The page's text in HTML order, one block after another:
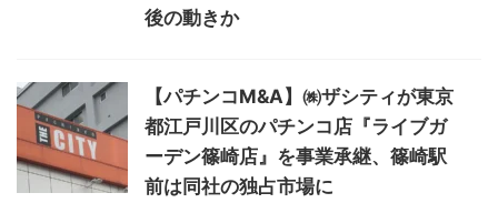
後の動きか
【パチンコM&A】㈱ザシティが東京
都江戸川区のパチンコ店『ライブガ
ーデン篠崎店』を事業承継、篠崎駅
前は同社の独占市場に